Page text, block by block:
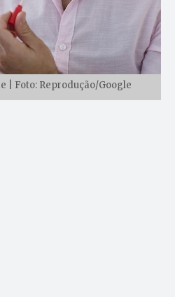
| Foto: Reprodução/Google